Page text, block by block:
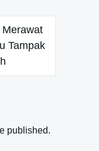
Merawat
Tampak
published.